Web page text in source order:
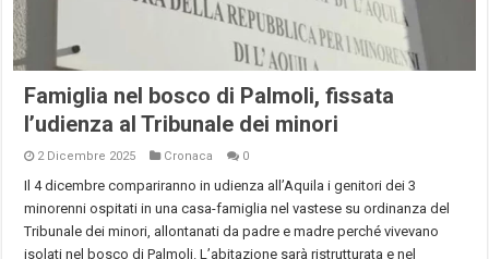
Famiglia nel bosco di Palmoli, fissata
l’udienza al Tribunale dei minori
2 Dicembre 2025 Cronaca 0
Il 4 dicembre compariranno in udienza all’Aquila i genitori dei 3
minorenni ospitati in una casa-famiglia nel vastese su ordinanza del
Tribunale dei minori, allontanati da padre e madre perché vivevano
isolati nel bosco di Palmoli. L’abitazione sarà ristrutturata e nel